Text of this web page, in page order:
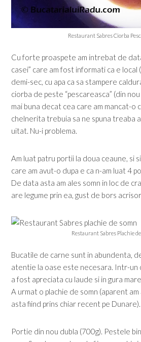
Restaurant Sabres Ciorba
Cu forte proaspete am intrebat de
casei” care am fost informati ca e local
demi-sec, cu apa ca sa stampere
ciorba de peste “pescareasca” (din
mai buna decat cea care am mancat-o
chelnerita trebuia sa ne spuna treaba
uitat. Nu-i problema.
Am luat patru portii la doua ceaune, si
care am avut-o dupa e ca n-am luat 4
De data asta am ales somn in loc de
are legume prin ea, gust de bors
Restaurant Sabres Plachie de
Bucatile de carne sunt in abundenta,
atentie la oase este necesara. Intr-un
a fost apreciata cu laude si in gura
A urmat o plachie de somn (aparent
asta fiind prins chiar recent pe Dunare).
Portie din nou dubla (700g). Pestele